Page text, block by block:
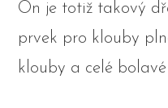
On je totiž takový
prvek pro klouby
klouby a celé